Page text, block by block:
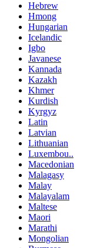
Hebrew
Hmong
Hungarian
Icelandic
Igbo
Javanese
Kannada
Kazakh
Khmer
Kurdish
Kyrgyz
Latin
Latvian
Lithuanian
Luxembou..
Macedonian
Malagasy
Malay
Malayalam
Maltese
Maori
Marathi
Mongolian